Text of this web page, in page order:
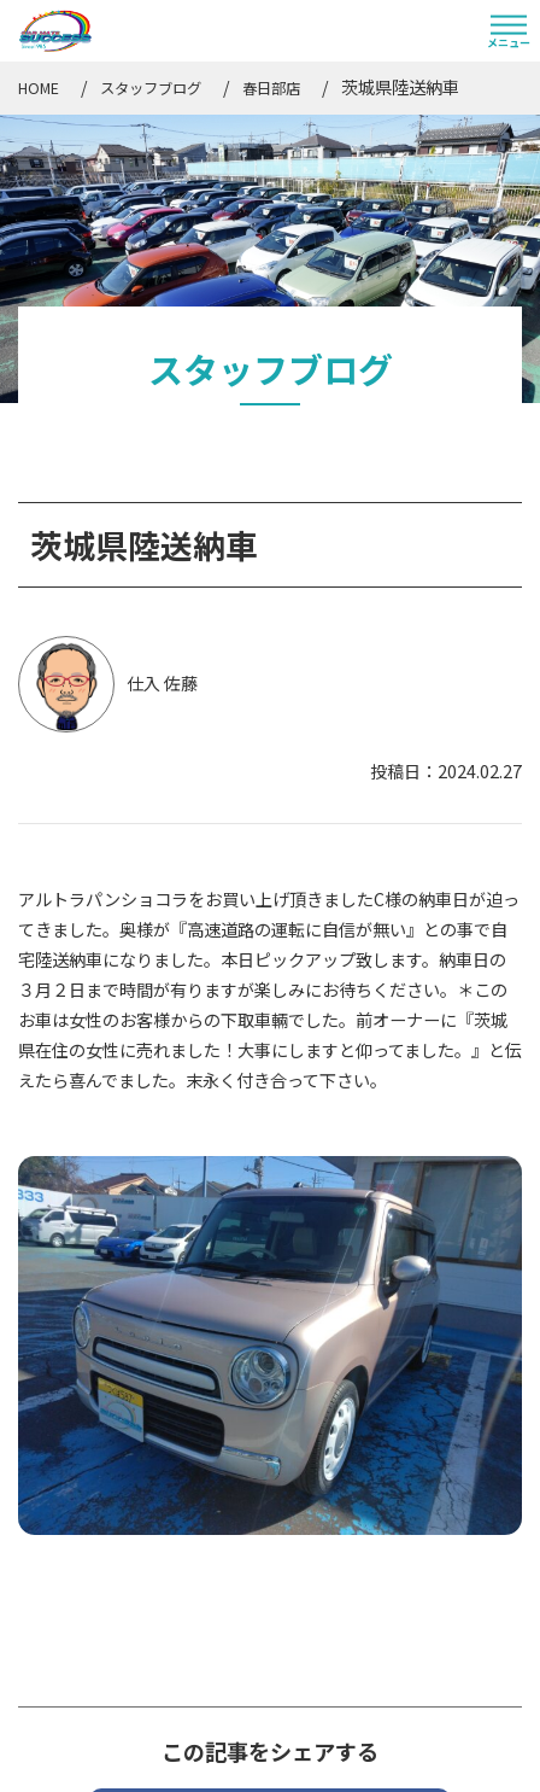
HOME スタッフブログ 春日部店 茨城県陸送納車
スタッフブログ
茨城県陸送納車
仕入 佐藤
2024.02.27
アルトラパンショコラをお買い上げ頂きましたC様の納車日が迫っ
てきました。奥様が『高速道路の運転に自信が無い』との事で自
宅陸送納車になりました。本日ピックアップ致します。納車日の
３月２日まで時間が有りますが楽しみにお待ちください。＊この
お車は女性のお客様からの下取車輛でした。前オーナーに『茨城
県在住の女性に売れました！大事にしますと仰ってました。』と伝
えたら喜んでました。末永く付き合って下さい。
この記事をシェアする